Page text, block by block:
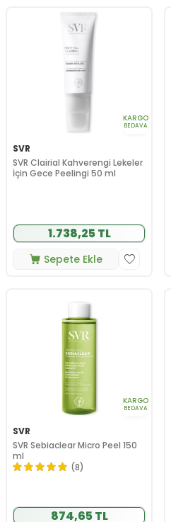
KARGO
BEDAVA
SVR
SVR Clairial Kahverengi Lekeler
İçin Gece Peelingi 50 ml
1.738,25 TL
Sepete Ekle
KARGO
BEDAVA
SVR
SVR Sebiaclear Micro Peel 150
ml
(8)
874,65 TL